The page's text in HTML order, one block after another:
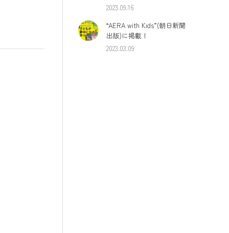
2023.09.16
“AERA with Kids”(朝日新聞
出版)に掲載！
2023.03.09